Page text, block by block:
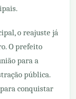
o reajuste já
O prefeito
para a
pública.
conquistar